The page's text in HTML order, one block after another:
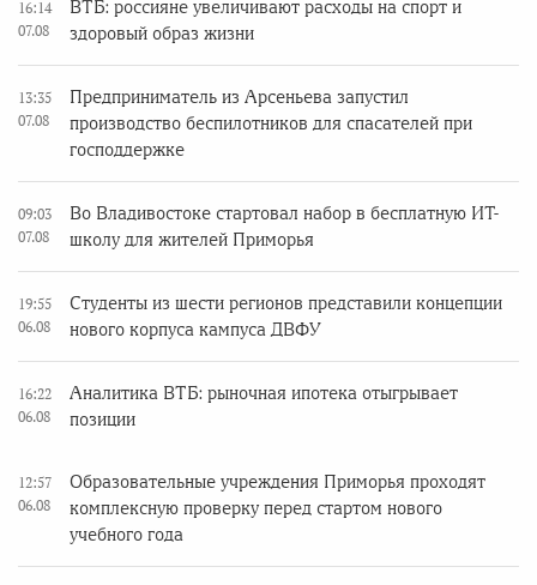
16:14
07.08
ВТБ: россияне увеличивают расходы на спорт и
здоровый образ жизни
13:35
07.08
Предприниматель из Арсеньева запустил
производство беспилотников для спасателей при
господдержке
09:03
07.08
Во Владивостоке стартовал набор в бесплатную ИТ-
школу для жителей Приморья
19:55
06.08
Студенты из шести регионов представили концепции
нового корпуса кампуса ДВФУ
16:22
06.08
Аналитика ВТБ: рыночная ипотека отыгрывает
позиции
12:57
06.08
Образовательные учреждения Приморья проходят
комплексную проверку перед стартом нового
учебного года